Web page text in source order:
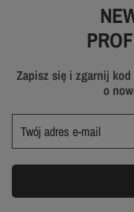
Zapisz się i zgarnij
o